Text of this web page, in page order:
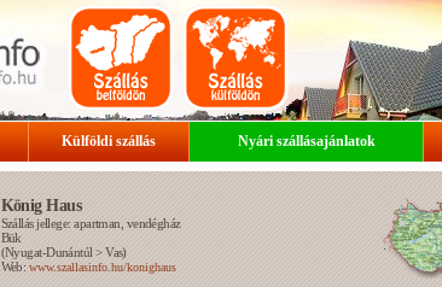
Külföldi szállás Nyári szállásajánlatok
König Haus
Szállás jellege: apartman, vendégház
Bük
(Nyugat-Dunántúl >Vas)
Web: www.szallasinfo.hu/konighaus